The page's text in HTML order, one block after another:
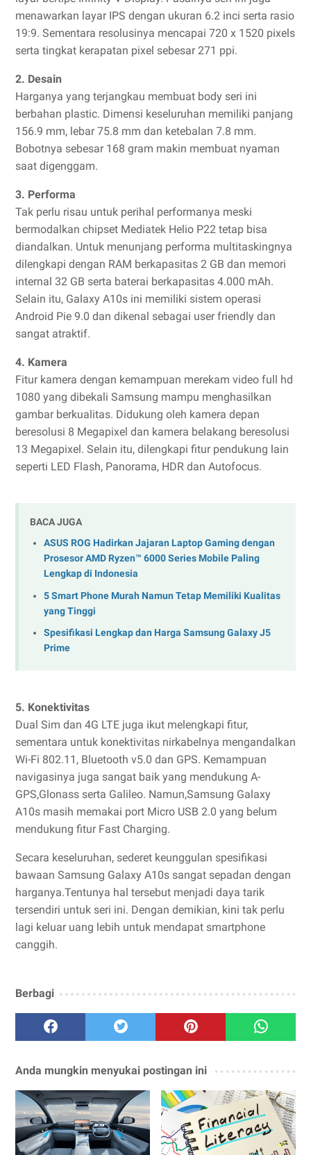
menawarkan layar IPS dengan ukuran 6.2 inci serta rasio
19:9. Sementara resolusinya mencapai 720 x 1520 pixels
serta tingkat kerapatan pixel sebesar 271 ppi.
2. Desain
Harganya yang terjangkau membuat body seri ini
berbahan plastic. Dimensi keseluruhan memiliki panjang
156.9 mm, lebar 75.8 mm dan ketebalan 7.8 mm.
Bobotnya sebesar 168 gram makin membuat nyaman
saat digenggam.
3. Performa
Tak perlu risau untuk perihal performanya meski
bermodalkan chipset Mediatek Helio P22 tetap bisa
diandalkan. Untuk menunjang performa multitaskingnya
dilengkapi dengan RAM berkapasitas 2 GB dan memori
internal 32 GB serta baterai berkapasitas 4.000 mAh.
Selain itu, Galaxy A10s ini memiliki sistem operasi
Android Pie 9.0 dan dikenal sebagai user friendly dan
sangat atraktif.
4. Kamera
Fitur kamera dengan kemampuan merekam video full hd
1080 yang dibekali Samsung mampu menghasilkan
gambar berkualitas. Didukung oleh kamera depan
beresolusi 8 Megapixel dan kamera belakang beresolusi
13 Megapixel. Selain itu, dilengkapi fitur pendukung lain
seperti LED Flash, Panorama, HDR dan Autofocus.
BACA JUGA
ASUS ROG Hadirkan Jajaran Laptop Gaming dengan
Prosesor AMD Ryzen™ 6000 Series Mobile Paling
Lengkap di Indonesia
5 Smart Phone Murah Namun Tetap Memiliki Kualitas
yang Tinggi
Spesifikasi Lengkap dan Harga Samsung Galaxy J5
Prime
5. Konektivitas
Dual Sim dan 4G LTE juga ikut melengkapi fitur,
sementara untuk konektivitas nirkabelnya mengandalkan
Wi-Fi 802.11, Bluetooth v5.0 dan GPS. Kemampuan
navigasinya juga sangat baik yang mendukung A-
GPS,Glonass serta Galileo. Namun,Samsung Galaxy
A10s masih memakai port Micro USB 2.0 yang belum
mendukung fitur Fast Charging.
Secara keseluruhan, sederet keunggulan spesifikasi
bawaan Samsung Galaxy A10s sangat sepadan dengan
harganya.Tentunya hal tersebut menjadi daya tarik
tersendiri untuk seri ini. Dengan demikian, kini tak perlu
lagi keluar uang lebih untuk mendapat smartphone
canggih.
Berbagi
Anda mungkin menyukai postingan ini